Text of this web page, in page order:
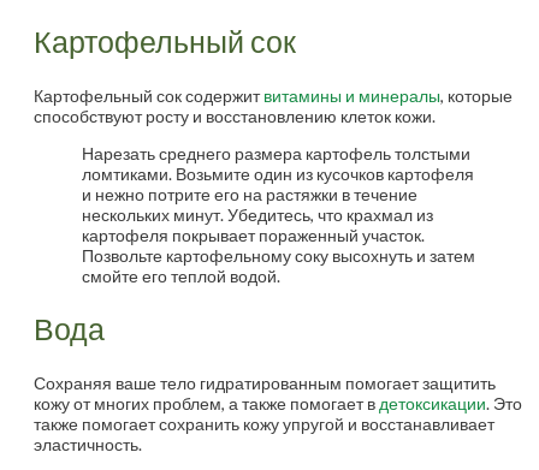
Картофельный сок
Картофельный сок содержитвитамины и минералы, которые
способствуют росту и восстановлению клеток кожи.
Нарезать среднего размера картофель толстыми
ломтиками. Возьмите один из кусочков картофеля
и нежно потрите его на растяжки в течение
нескольких минут. Убедитесь, что крахмал из
картофеля покрывает пораженный участок.
Позвольте картофельному соку высохнуть и затем
смойте его теплой водой.
Вода
Сохраняя ваше тело гидратированным помогает защитить
кожу от многих проблем, а также помогает в детоксикации. Это
также помогает сохранить кожу упругой и восстанавливает
эластичность.